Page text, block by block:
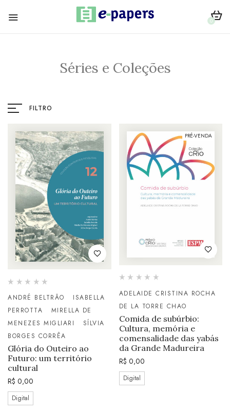
0
Séries e Coleções
FILTRO
ANDRÉ BELTRÃO
ISABELLA
PERROTTA
MIRELLA DE
MENEZES MIGLIARI
SÍLVIA
BORGES CORRÊA
Glória do Outeiro ao
Futuro: um território
cultural
R$ 0,00
Digital
PRÉ-VENDA
ADELAIDE CRISTINA ROCHA
DE LA TORRE CHAO
Comida de subúrbio:
Cultura, memória e
comensalidade das yabás
da Grande Madureira
R$ 0,00
Digital